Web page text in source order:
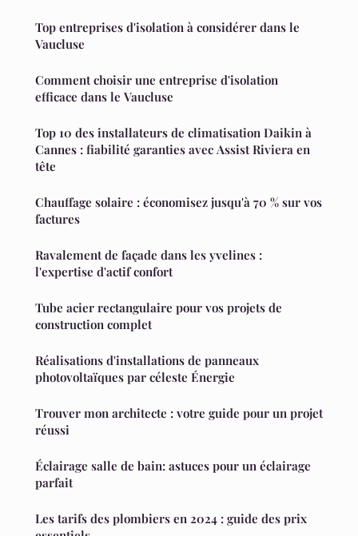
Top entreprises d'isolation à considérer dans le
Vaucluse
Comment choisir une entreprise d'isolation
efficace dans le Vaucluse
Top 10 des installateurs de climatisation Daikin à
Cannes : fiabilité garanties avec Assist Riviera en
tête
Chauffage solaire : économisez jusqu'à 70 % sur vos
factures
Ravalement de façade dans les yvelines :
l'expertise d'actif confort
Tube acier rectangulaire pour vos projets de
construction complet
Réalisations d'installations de panneaux
photovoltaïques par céleste Énergie
Trouver mon architecte : votre guide pour un projet
réussi
Éclairage salle de bain: astuces pour un éclairage
parfait
Les tarifs des plombiers en 2024 : guide des prix